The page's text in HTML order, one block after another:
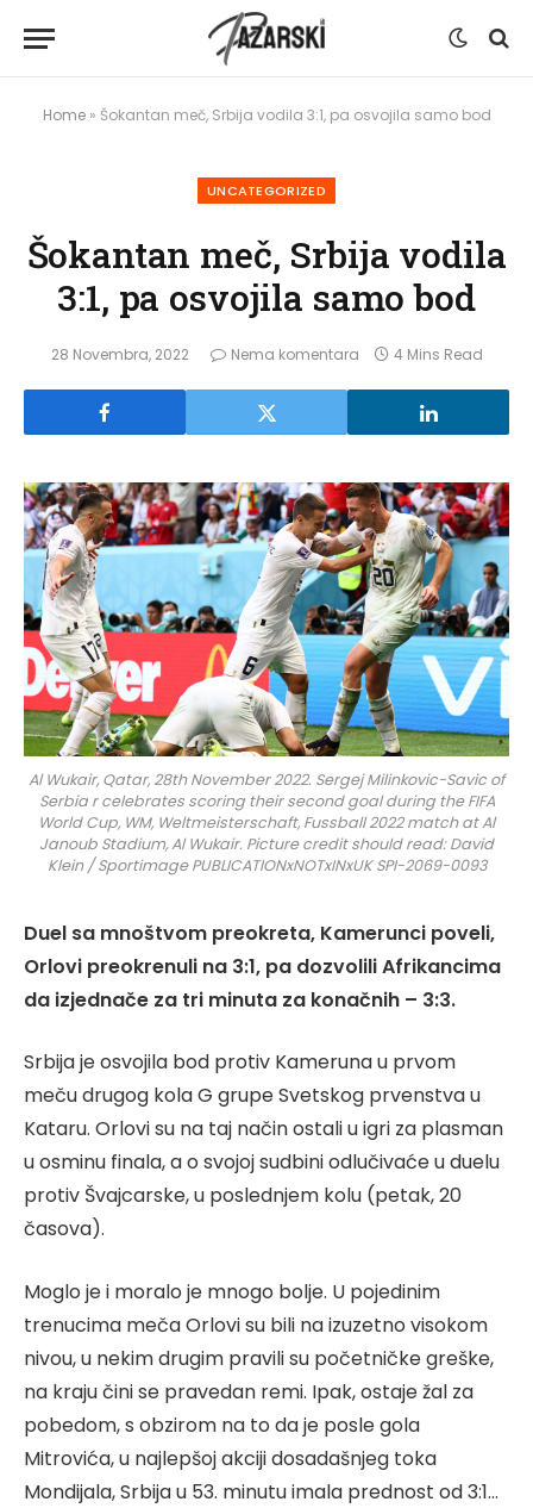
Home» Šokantan meč, Srbija vodila 3:1, pa osvojila samo bod
UNCATEGORIZED
Šokantan meč, Srbija vodila
3:1, pa osvojila samo bod
28 Novembra, 2022 Nema komentara 4 Mins Read
Al Wukair, Qatar, 28th November 2022. Sergej Milinkovic-Savic of
Serbia r celebrates scoring their second goal during the FIFA
World Cup, WM, Weltmeisterschaft, Fussball 2022 match at Al
Janoub Stadium, Al Wukair. Picture credit should read: David
Klein / Sportimage PUBLICATIONxNOTxINxUK SPI-2069-0093
Duel sa mnoštvom preokreta, Kamerunci poveli,
Orlovi preokrenuli na 3:1, pa dozvolili Afrikancima
da izjednače za tri minuta za konačnih – 3:3.
Srbija je osvojila bod protiv Kameruna u prvom
meču drugog kola G grupe Svetskog prvenstva u
Kataru. Orlovi su na taj način ostali u igri za plasman
u osminu finala, a o svojoj sudbini odlučivaće u duelu
protiv Švajcarske, u poslednjem kolu (petak, 20
časova).
Moglo je i moralo je mnogo bolje. U pojedinim
trenucima meča Orlovi su bili na izuzetno visokom
nivou, u nekim drugim pravili su početničke greške,
na kraju čini se pravedan remi. Ipak, ostaje žal za
pobedom, s obzirom na to da je posle gola
Mitrovića, u najlepšoj akciji dosadašnjeg toka
Mondijala, Srbija u 53. minutu imala prednost od 3:1…